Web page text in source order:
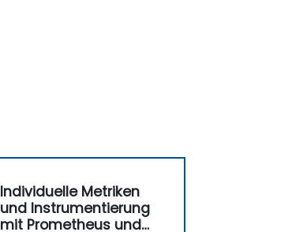
Individuelle Metriken
und Instrumentierung
mit Prometheus und